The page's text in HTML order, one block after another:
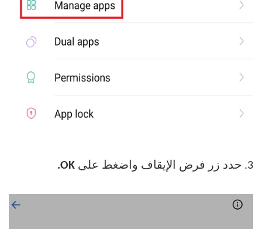
3. حدد زر فرض الإيقاف واضغط على